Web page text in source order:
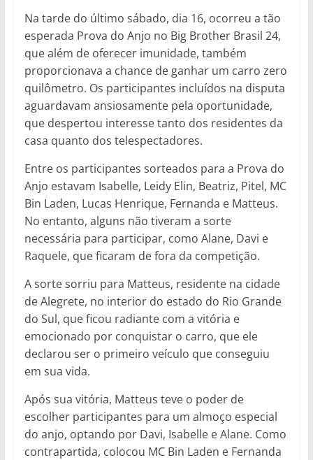
Na tarde do último sábado, dia 16, ocorreu a tão
esperada Prova do Anjo no Big Brother Brasil 24,
que além de oferecer imunidade, também
proporcionava a chance de ganhar um carro zero
quilômetro. Os participantes incluídos na disputa
aguardavam ansiosamente pela oportunidade,
que despertou interesse tanto dos residentes da
casa quanto dos telespectadores.
Entre os participantes sorteados para a Prova do
Anjo estavam Isabelle, Leidy Elin, Beatriz, Pitel, MC
Bin Laden, Lucas Henrique, Fernanda e Matteus.
No entanto, alguns não tiveram a sorte
necessária para participar, como Alane, Davi e
Raquele, que ficaram de fora da competição.
A sorte sorriu para Matteus, residente na cidade
de Alegrete, no interior do estado do Rio Grande
do Sul, que ficou radiante com a vitória e
emocionado por conquistar o carro, que ele
declarou ser o primeiro veículo que conseguiu
em sua vida.
Após sua vitória, Matteus teve o poder de
escolher participantes para um almoço especial
do anjo, optando por Davi, Isabelle e Alane. Como
contrapartida, colocou MC Bin Laden e Fernanda